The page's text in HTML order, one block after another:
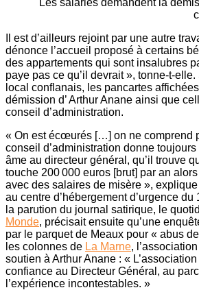
Il est d’ailleurs rejoint par une autre
dénonce l’accueil proposé à certains
des appartements qui sont insalubres
paye pas ce qu’il devrait », tonne-t-
local conflanais, les pancartes
démission d’ Arthur Anane ainsi que
conseil d’administration.
« On est écœurés […] on ne comprend
conseil d’administration donne
âme au directeur général, qu’il trouve
touche 200 000 euros [brut] par an
avec des salaires de misère »,
au centre d’hébergement d’urgence
la parution du journal satirique, le
Monde, précisait ensuite qu’une
par le parquet de Meaux pour « abus
les colonnes de La Marne,
soutien à Arthur Anane : «
confiance au Directeur Général, au
l’expérience incontestables. »